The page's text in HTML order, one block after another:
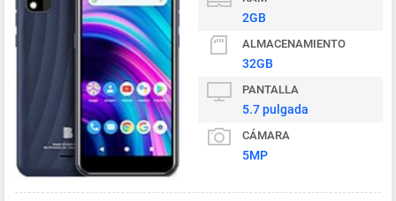
2GB
ALMACENAMIENTO
32GB
PANTALLA
5.7 pulgada
CÁMARA
5MP